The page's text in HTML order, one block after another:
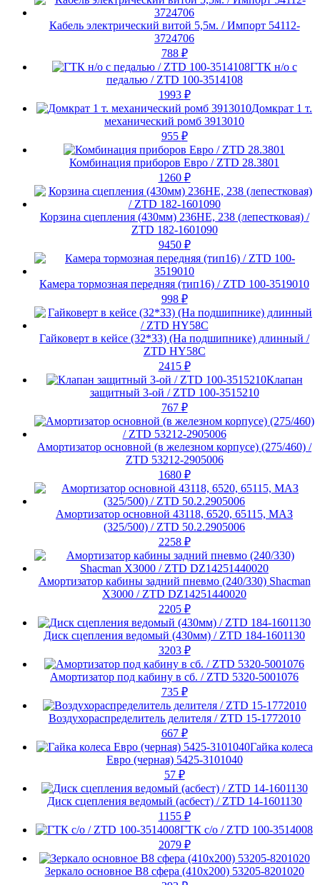
Кабель электрический витой 5,5м. / Импорт 54112-
3724706
788 ₽
ГТК н/о с
педалью / ZTD 100-3514108
1993 ₽
Домкрат 1 т.
механический ромб 3913010
955 ₽
Комбинация приборов Евро / ZTD 28.3801
1260 ₽
Корзина сцепления (430мм) 236НЕ, 238 (лепестковая) /
ZTD 182-1601090
9450 ₽
Камера тормозная передняя (тип16) / ZTD 100-3519010
998 ₽
Гайковерт в кейсе (32*33) (На подшипнике) длинный /
ZTD HY58C
2415 ₽
Клапан
защитный 3-ой / ZTD 100-3515210
767 ₽
Амортизатор основной (в железном корпусе) (275/460) /
ZTD 53212-2905006
1680 ₽
Амортизатор основной 43118, 6520, 65115, МАЗ
(325/500) / ZTD 50.2.2905006
2258 ₽
Амортизатор кабины задний пневмо (240/330) Shacman
X3000 / ZTD DZ14251440020
2205 ₽
Диск сцепления ведомый (430мм) / ZTD 184-1601130
3203 ₽
Амортизатор под кабину в сб. / ZTD 5320-5001076
735 ₽
Воздухораспределитель делителя / ZTD 15-1772010
667 ₽
Гайка колеса
Евро (черная) 5425-3101040
57 ₽
Диск сцепления ведомый (асбест) / ZTD 14-1601130
1155 ₽
ГТК с/о / ZTD 100-3514008
2079 ₽
Зеркало основное В8 сфера (410х200) 53205-8201020